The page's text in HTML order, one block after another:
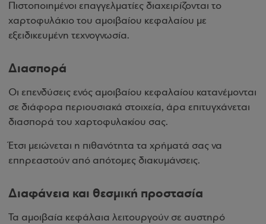
Πιστοποιημένοι επαγγελματίες διαχειρίζονται το
χαρτοφυλάκιο του αμοιβαίου κεφαλαίου με
εξειδικευμένη τεχνογνωσία.
Διασπορά
Οι επενδύσεις ενός αμοιβαίου κεφαλαίου κατανέμονται
σε διάφορα περιουσιακά στοιχεία, άρα επιτυγχάνεται
διασπορά του χαρτοφυλακίου σας.
Έτσι μειώνεται η πιθανότητα τα χρήματά σας να
επηρεαστούν από απότομες διακυμάνσεις.
Διαφάνεια και θεσμική προστασία
Τα αμοιβαία κεφάλαια λειτουργούν σε αυστηρό